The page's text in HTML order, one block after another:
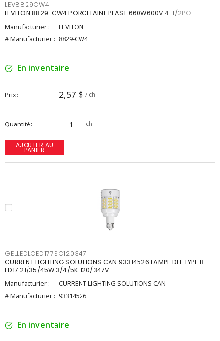
LEV8829CW4
LEVITON 8829-CW4 PORCELAINE PLAST 660W600V 4-1/2PO
Manufacturier :
LEVITON
# Manufacturier : 8829-CW4
En inventaire
Prix 2,57 $ / ch
Quantité ch
AJOUTER AU
PANIER
GELLEDLCED177SC120347
CURRENT LIGHTING SOLUTIONS CAN 93314526 LAMPE DEL TYPE B
ED17 21/35/45W 3/4/5K 120/347V
Manufacturier :
CURRENT LIGHTING SOLUTIONS CAN
# Manufacturier : 93314526
En inventaire